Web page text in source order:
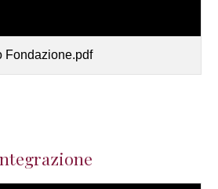
Fondazione.pdf